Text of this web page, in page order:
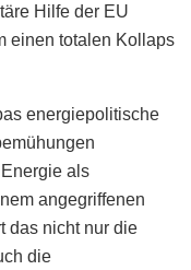
Hilfe der EU
einen totalen Kollaps
energiepolitische
als
angegriffenen
das nicht nur die
die